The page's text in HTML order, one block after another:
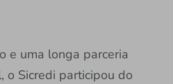
e uma longa parceria
o Sicredi participou do